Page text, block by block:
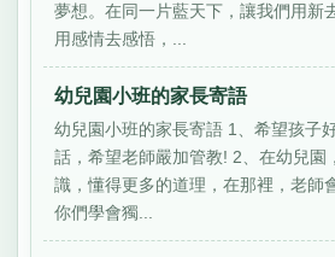
夢想。在同一片藍天下，讓我們用新
用感情去感悟，...
幼兒園小班的家長寄語
幼兒園小班的家長寄語 1、希望孩子
話，希望老師嚴加管教! 2、在幼兒園
識，懂得更多的道理，在那裡，老師
你們學會獨...